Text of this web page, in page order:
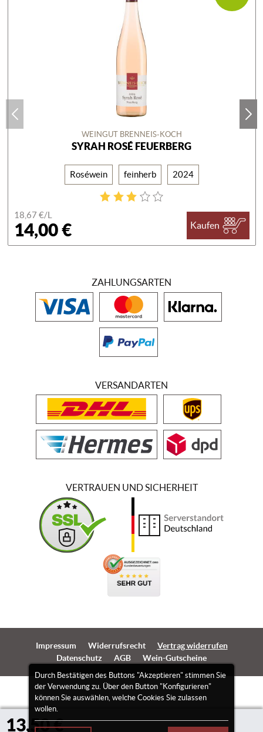
13,50 €
WEINGUT BRENNEIS-KOCH
SYRAH ROSÉ FEUERBERG
Roséwein feinherb 2024
18,67 €/L
14,00 € Kaufen
Durch Bestätigen des Buttons "Akzeptieren" stimmen Sie
der Verwendung zu. Über den Button "Konfigurieren"
können Sie auswählen, welche Cookies Sie zulassen
wollen.
ZAHLUNGSARTEN
VERSANDARTEN
VERTRAUEN UND SICHERHEIT
Impressum Widerrufsrecht
Vertrag widerrufen
Datenschutz
AGB Wein-Gutscheine